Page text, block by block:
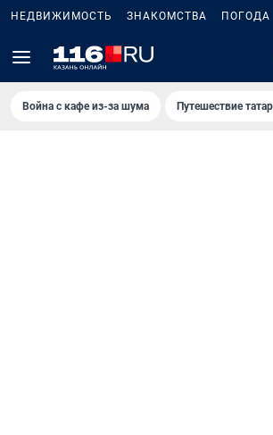
НЕДВИЖИМОСТЬ ЗНАКОМСТВА ПОГОДА
Война с кафе из-за шума Путешествие